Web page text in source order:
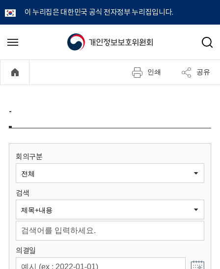
이 누리집은 대한민국 공식 전자정부 누리집입니다.
개
정
보
원
회
메
기
검
인쇄 공유
-
회의구분
검색
의결일